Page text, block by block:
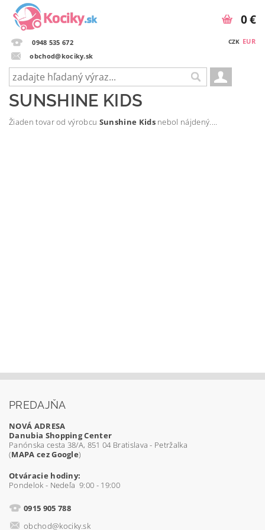
0948 535 672
obchod@kociky.sk
CZK EUR
0 €
SUNSHINE KIDS
Žiaden tovar od výrobcu Sunshine Kidsnebol nájdený....
PREDAJŇA
NOVÁ ADRESA
Danubia Shopping Center
Panónska cesta 38/A, 851 04 Bratislava - Petržalka
(MAPA cez Google)
Otváracie hodiny:
Pondelok - Nedeľa 9:00 - 19:00
0915 905 788
obchod@kociky.sk